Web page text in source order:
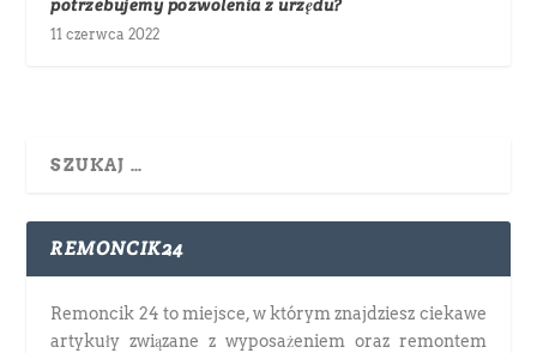
potrzebujemy pozwolenia z urzędu?
11 czerwca 2022
REMONCIK24
Remoncik 24 to miejsce, w którym znajdziesz ciekawe
artykuły związane z wyposażeniem oraz remontem